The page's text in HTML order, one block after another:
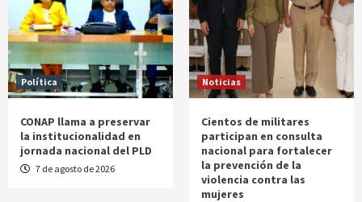
Política
CONAP llama a preservar
la institucionalidad en
jornada nacional del PLD
7 de agosto de 2026
Noticias
Cientos de militares
participan en consulta
nacional para fortalecer
la prevención de la
violencia contra las
mujeres